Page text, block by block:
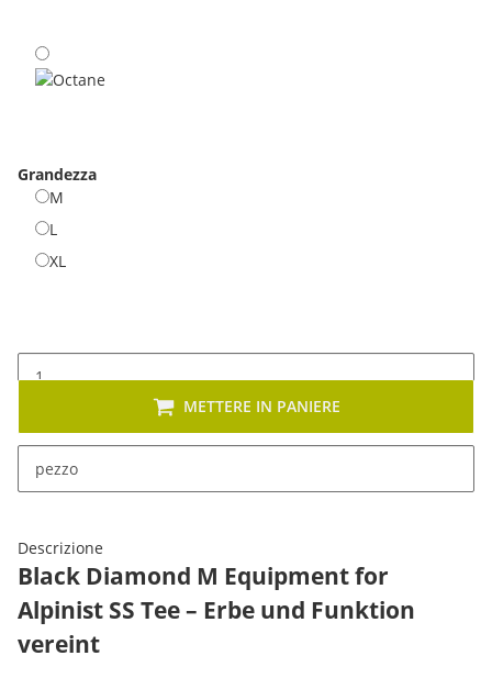
Moab Brown
Grandezza
M
L
XL
pezzo
METTERE IN PANIERE
Sono disponibili diverse varianti di questo articolo. Seleziona
la variante desiderata.
Descrizione
Black Diamond M Equipment for
Alpinist SS Tee – Erbe und Funktion
vereint